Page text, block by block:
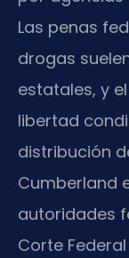
Las penas
drogas
estatales, y
libertad
distribución
Cumberland
autoridades
Corte